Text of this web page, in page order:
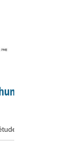
:
de cas